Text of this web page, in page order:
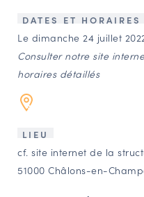
CONTACT
Agenda
Annuaire
DATES ET HORAIRES
Le dimanche 24 juillet
Consulter notre site
horaires détaillés
LIEU
cf. site internet de la
51000 Châlons-en-